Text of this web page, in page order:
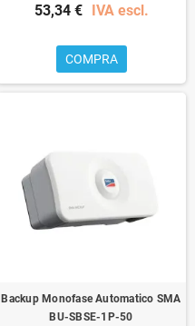
53,34 € IVA escl.
COMPRA
Backup Monofase Automatico SMA
BU-SBSE-1P-50